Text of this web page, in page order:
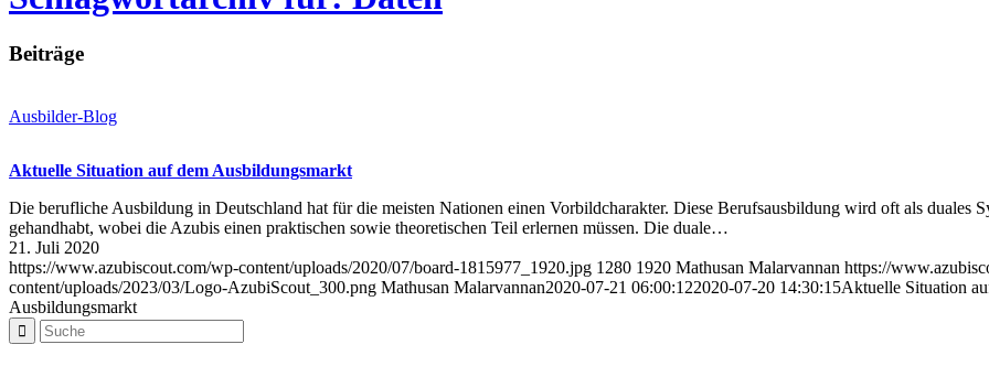
Beiträge
Ausbilder-Blog
Aktuelle Situation auf dem Ausbildungsmarkt
Die berufliche Ausbildung in Deutschland hat für die meisten Nationen einen Vorbildcharakter. Diese Berufsausbildung wird oft als duales
gehandhabt, wobei die Azubis einen praktischen sowie theoretischen Teil erlernen müssen. Die duale…
21. Juli 2020
https://www.azubiscout.com/wp-content/uploads/2020/07/board-1815977_1920.jpg 1280 1920 Mathusan Malarvannan https://
content/uploads/2023/03/Logo-AzubiScout_300.png Mathusan Malarvannan2020-07-21 06:00:122020-07-20 14:30:15Aktuelle Situation
Ausbildungsmarkt